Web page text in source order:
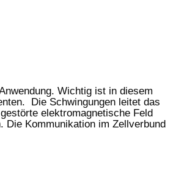
Wichtig ist in diesem
Die Schwingungen leitet das
elektromagnetische Feld
Die Kommunikation im Zellverbund